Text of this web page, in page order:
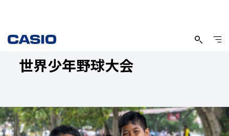
世界少年野球大会